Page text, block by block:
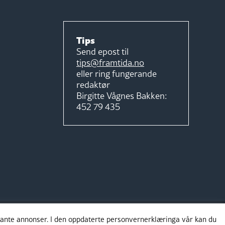
Tips
Send epost til
tips@framtida.no
eller ring fungerande
redaktør
Birgitte Vågnes Bakken:
452 79 435
annonser. I den oppdaterte personvernerklæringa vår kan du